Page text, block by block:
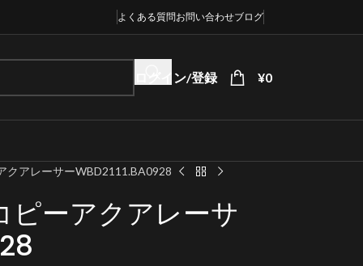
よくある質問お問い合わせブログ
ログイン/登録 ¥0
クアレーサーWBD2111.BA0928
ピーアクアレーサ